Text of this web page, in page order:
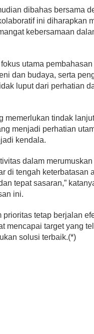
dibahas bersama
ini diharapkan
kebersamaan
utama
dan budaya, serta
luput dari perhatian
memerlukan tindak
menjadi perhatian
kendala.
dalam merumuskan
di tengah keterbatasan
tepat sasaran,”
ini.
tetap berjalan
mencapai target yang
solusi terbaik.(*)